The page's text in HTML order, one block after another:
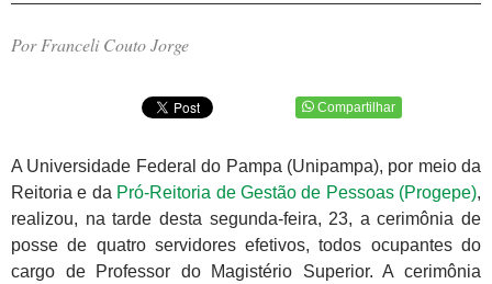
Por Franceli Couto Jorge
Compartilhar
A Universidade Federal do Pampa (Unipampa), por meio da
Reitoria e da Pró-Reitoria de Gestão de Pessoas (Progepe),
realizou, na tarde desta segunda-feira, 23, a cerimônia de
posse de quatro servidores efetivos, todos ocupantes do
cargo de Professor do Magistério Superior. A cerimônia